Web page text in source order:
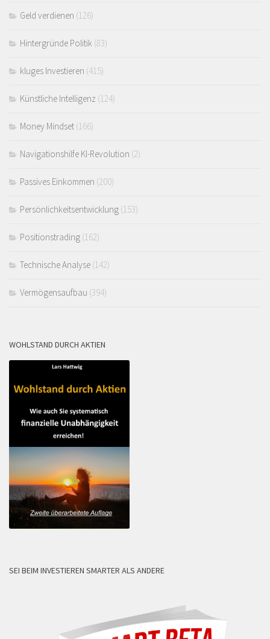
Geld verdienen (126)
Hintergründe Politik (83)
kluges Investieren (415)
Künstliche Intelligenz (124)
Money Mindset (166)
Navigationshilfe KI-Revolution (2)
Passives Einkommen (200)
Persönlichkeitsentwicklung (153)
Positionstrading (162)
Technische Analyse (142)
Vermögensaufbau (394)
WOHLSTAND DURCH AKTIEN
SEI BEIM INVESTIEREN SMARTER ALS ANDERE